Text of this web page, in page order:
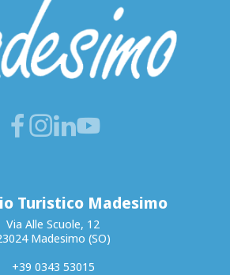
Turistico Madesimo
Via Alle Scuole, 12
Madesimo (SO)
+39 0343 53015